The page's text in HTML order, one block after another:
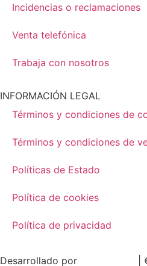
Incidencias o reclamaciones
Venta telefónica
Trabaja con nosotros
INFORMACIÓN LEGAL
Términos y condiciones de
Términos y condiciones de
Políticas de Estado
Política de cookies
Política de privacidad
Desarrollado por |